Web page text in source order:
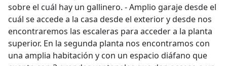
sobre el cuál hay un gallinero. - Amplio garaje desde el
cuál se accede a la casa desde el exterior y desde nos
encontraremos las escaleras para acceder a la planta
superior. En la segunda planta nos encontramos con
una amplia habitación y con un espacio diáfano que